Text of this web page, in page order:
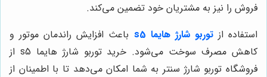
فروش را نیز به مشتریان خود تضمین می‌کند.
استفاده از توربو شارژ هایما s5
باعث افزایش راندمان موتور و
کاهش مصرف سوخت می‌شود. خرید توربو شارژ هایما s5 از
فروشگاه توربو شارژ سنتر به شما امکان می‌دهد تا با اطمینان از